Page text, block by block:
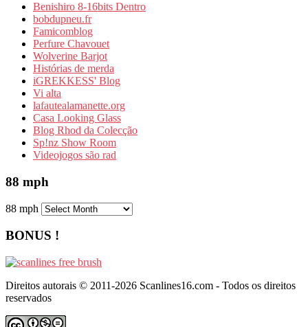
Benishiro 8-16bits Dentro
bobdupneu.fr
Famicomblog
Perfure Chavouet
Wolverine Barjot
Histórias de merda
iGREKKESS' Blog
Vi alta
lafautealamanette.org
Casa Looking Glass
Blog Rhod da Colecção
Sp!nz Show Room
Videojogos são rad
88 mph
88 mph
BONUS !
Direitos autorais © 2011-2026 Scanlines16.com - Todos os direitos
reservados